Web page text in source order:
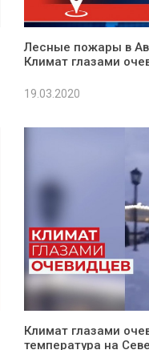
Лесные пожары в
Климат глазами
19.03.2020
Климат глазами
температура на